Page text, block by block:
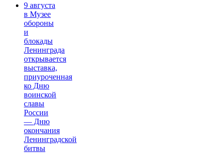
9 августа
в Музее
обороны
и
блокады
Ленинграда
открывается
выставка,
приуроченная
ко Дню
воинской
славы
России
— Дню
окончания
Ленинградской
битвы